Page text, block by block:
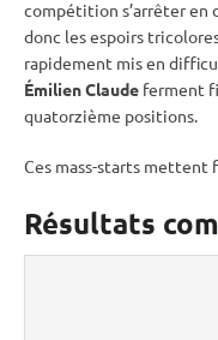
compétition s’arrêter en
donc les espoirs
rapidement mis en
Émilien Claude ferment
quatorzième positions.
Ces mass-starts mettent
Résultats